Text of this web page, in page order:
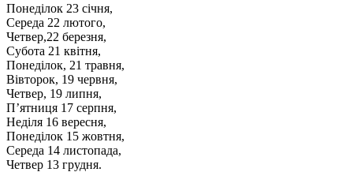
Понеділок 23 січня,
Середа 22 лютого,
Четвер,22 березня,
Субота 21 квітня,
Понеділок, 21 травня,
Вівторок, 19 червня,
Четвер, 19 липня,
П’ятниця 17 серпня,
Неділя 16 вересня,
Понеділок 15 жовтня,
Середа 14 листопада,
Четвер 13 грудня.